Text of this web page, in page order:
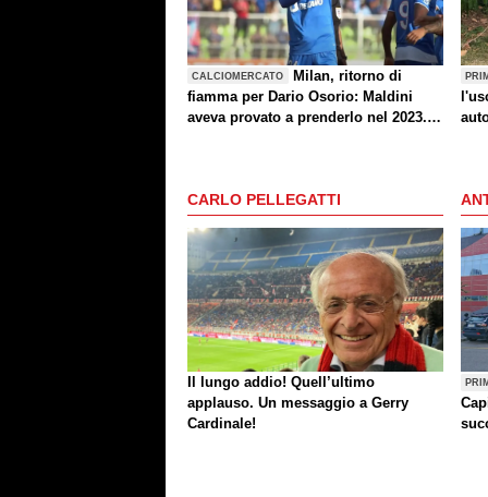
CALCIOMERCATO
Milan, ritorno di
fiamma per Dario Osorio: Maldini
aveva provato a prenderlo nel 2023.
CARLO PELLEGATTI
Il lungo addio! Quell’ultimo
applauso. Un messaggio a Gerry
Cardinale!